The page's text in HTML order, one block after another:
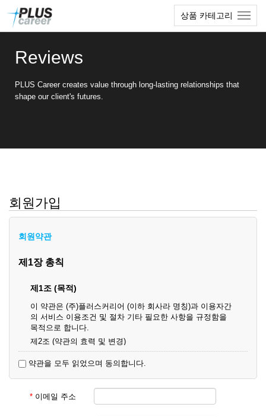
상품 카테고리
Reviews
PLUS Career creates value through long-lasting relationships that
shape our client's futures.
회원가입
회원약관
제1장 총칙
제1조 (목적)
이 약관은 (주)플러스커리어 (이하 회사라 명칭)과 이용자간
의 서비스 이용조건 및 절차 기타 필요한 사항을 규정함을
목적으로 합니다.
제2조 (약관의 효력 및 변경)
영업상 중요 하거나 합리적인 사유가 발생할 경우 온라인 공
사를 통하여 변경할 수 있습니다.
② 회원은 변경된 약관에 동의하지 않을 경우 서비스 이용을
중단하고 이용계약을 해지할 수 있습니다. 약관의 효력 발생
약관을 모두 읽었으며 동의합니다.
* 이메일 주소